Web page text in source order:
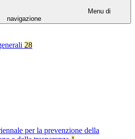
Menu di
navigazione
28
per la prevenzione della